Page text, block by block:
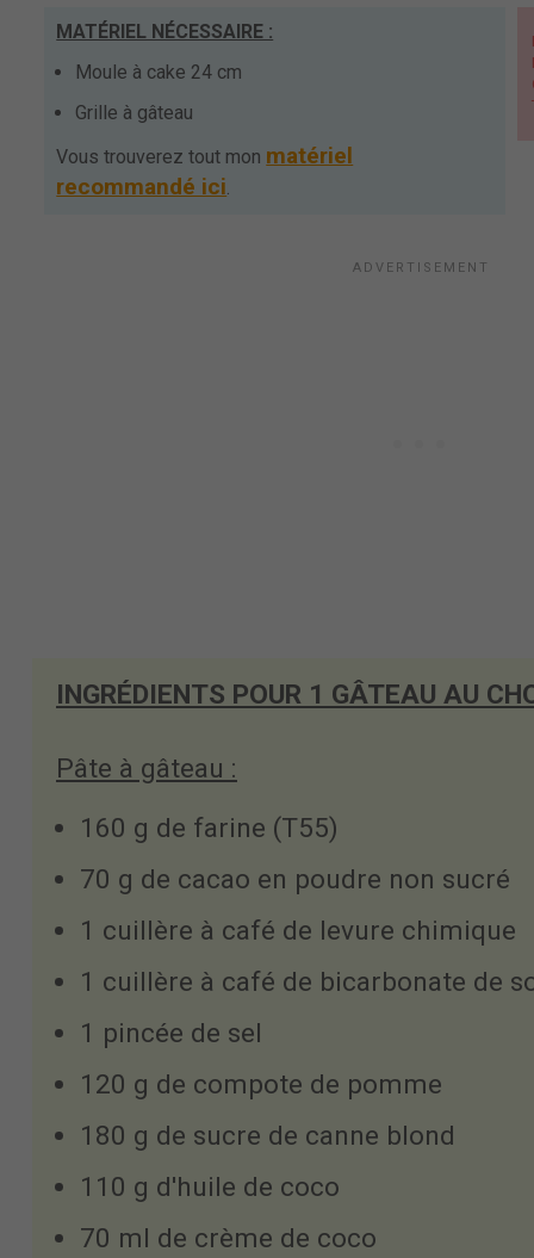
MATÉRIEL NÉCESSAIRE :
Moule à cake 24 cm
Grille à gâteau
Vous trouverez tout mon matériel
recommandé ici.
INGRÉDIENTS POUR 1 GÂTEAU AU
Pâte à gâteau :
160 g de farine (T55)
70 g de cacao en poudre non sucré
1 cuillère à café de levure chimique
1 cuillère à café de bicarbonate de
1 pincée de sel
120 g de compote de pomme
180 g de sucre de canne blond
110 g d'huile de coco
70 ml de crème de coco